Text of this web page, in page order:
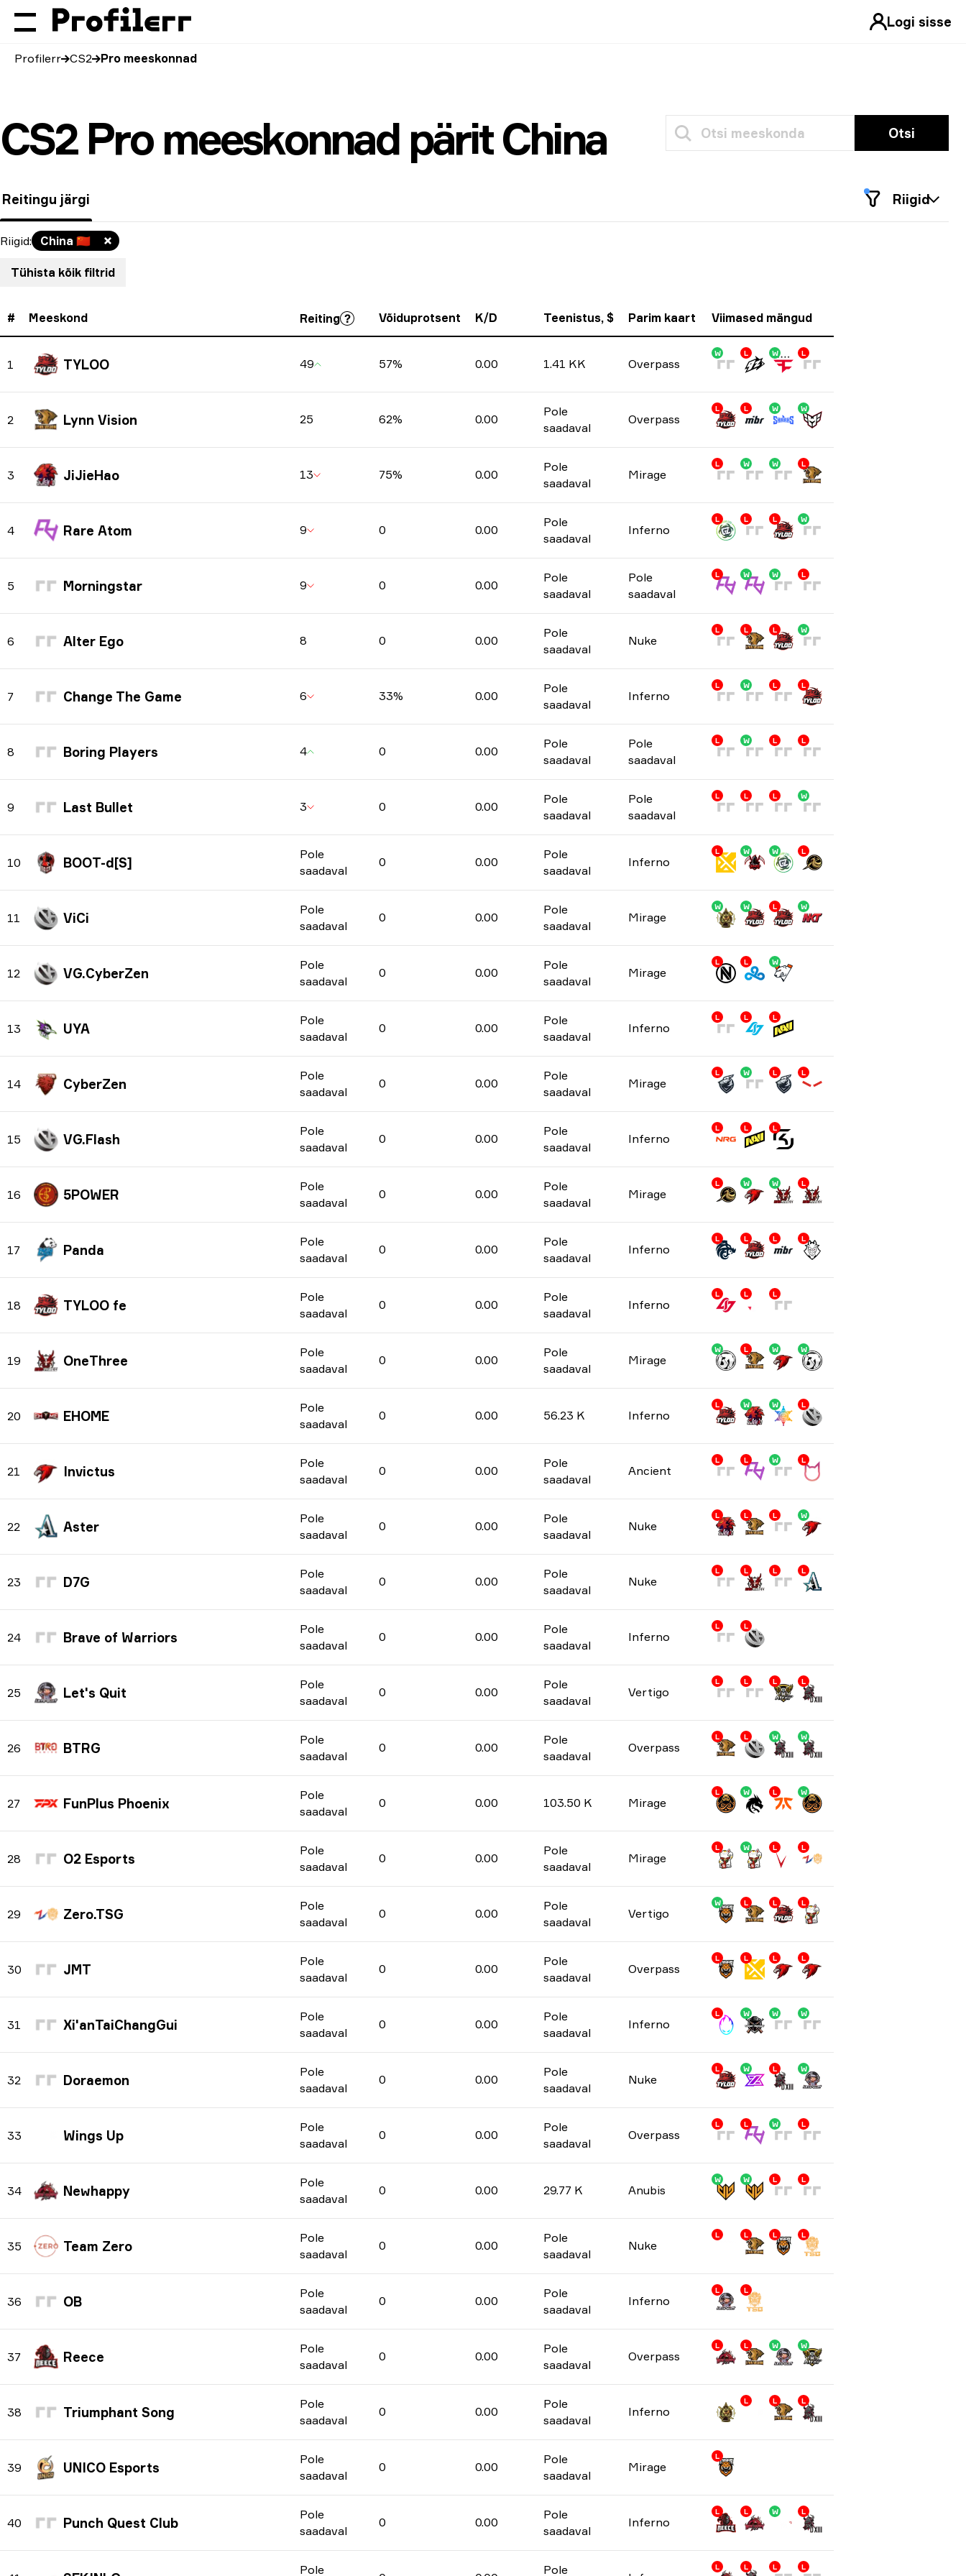
Logi sisse
Profilerr CS2 Pro meeskonnad
CS2 Pro meeskonnad pärit China Otsi
Reitingu järgi Riigid
Riigid: China 🇨🇳
Tühista kõik filtrid
# Meeskond Reiting Võiduprotsent K/D Teenistus, $ Parim kaart Viimased mängud
1 TYLOO 49 57% 0.00 1.41 KK Overpass
W L W L
2 Lynn Vision 25 62% 0.00
Pole
saadaval
Overpass
L L W W
3 JiJieHao 13 75% 0.00
Pole
saadaval
Mirage
L W W L
4 Rare Atom 9 0 0.00
Pole
saadaval
Inferno
L L L W
5 Morningstar 9 0 0.00
Pole
saadaval
Pole
saadaval
L W W L
6 Alter Ego 8 0 0.00
Pole
saadaval
Nuke
L L L W
7 Change The Game 6 33% 0.00
Pole
saadaval
Inferno
L W L L
8 Boring Players 4 0 0.00
Pole
saadaval
Pole
saadaval
L W L L
9 Last Bullet 3 0 0.00
Pole
saadaval
Pole
saadaval
L L L W
10 BOOT-d[S]
Pole
saadaval
0 0.00
Pole
saadaval
Inferno
L W W L
11 ViCi
Pole
saadaval
0 0.00
Pole
saadaval
Mirage
W W L W
12 VG.CyberZen
Pole
saadaval
0 0.00
Pole
saadaval
Mirage
L L W
13 UYA
Pole
saadaval
0 0.00
Pole
saadaval
Inferno
L L L
14 CyberZen
Pole
saadaval
0 0.00
Pole
saadaval
Mirage
L W L L
15 VG.Flash
Pole
saadaval
0 0.00
Pole
saadaval
Inferno
L L L
16 5POWER
Pole
saadaval
0 0.00
Pole
saadaval
Mirage
L W W L
17 Panda
Pole
saadaval
0 0.00
Pole
saadaval
Inferno
L L L L
18 TYLOO fe
Pole
saadaval
0 0.00
Pole
saadaval
Inferno
L L L
19 OneThree
Pole
saadaval
0 0.00
Pole
saadaval
Mirage
W L W W
20 EHOME
Pole
saadaval
0 0.00 56.23 K Inferno
L W W L
21 Invictus
Pole
saadaval
0 0.00
Pole
saadaval
Ancient
L L W L
22 Aster
Pole
saadaval
0 0.00
Pole
saadaval
Nuke
L L L W
23 D7G
Pole
saadaval
0 0.00
Pole
saadaval
Nuke
L L L L
24 Brave of Warriors
Pole
saadaval
0 0.00
Pole
saadaval
Inferno
L L
25 Let's Quit
Pole
saadaval
0 0.00
Pole
saadaval
Vertigo
L L L L
26 BTRG
Pole
saadaval
0 0.00
Pole
saadaval
Overpass
L L W W
27 FunPlus Phoenix
Pole
saadaval
0 0.00 103.50 K Mirage
L W L W
28 O2 Esports
Pole
saadaval
0 0.00
Pole
saadaval
Mirage
L W L L
29 Zero.TSG
Pole
saadaval
0 0.00
Pole
saadaval
Vertigo
W L L L
30 JMT
Pole
saadaval
0 0.00
Pole
saadaval
Overpass
L L L L
31 Xi'anTaiChangGui
Pole
saadaval
0 0.00
Pole
saadaval
Inferno
L W W W
32 Doraemon
Pole
saadaval
0 0.00
Pole
saadaval
Nuke
L W L W
33 Wings Up
Pole
saadaval
0 0.00
Pole
saadaval
Overpass
L L W L
34 Newhappy
Pole
saadaval
0 0.00 29.77 K Anubis
W W L L
35 Team Zero
Pole
saadaval
0 0.00
Pole
saadaval
Nuke
L L L L
36 OB
Pole
saadaval
0 0.00
Pole
saadaval
Inferno
L L
37 Reece
Pole
saadaval
0 0.00
Pole
saadaval
Overpass
L L W W
38 Triumphant Song
Pole
saadaval
0 0.00
Pole
saadaval
Inferno
L L L
39 UNICO Esports
Pole
saadaval
0 0.00
Pole
saadaval
Mirage
L
40 Punch Quest Club
Pole
saadaval
0 0.00
Pole
saadaval
Inferno
L L W L
Pole Pole L L L L